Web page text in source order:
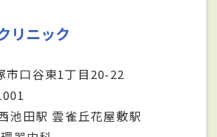
リニック
市口谷東1丁目20-22
池田駅 雲雀丘花屋敷駅